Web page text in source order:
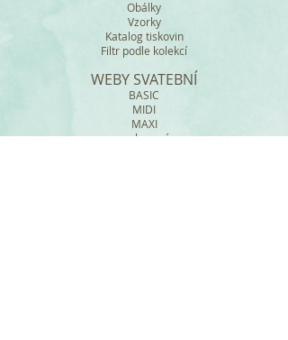
Obálky
Vzorky
Katalog tiskovin
Filtr podle kolekcí
WEBY SVATEBNÍ
BASIC
MIDI
MAXI
a mnohem víc....